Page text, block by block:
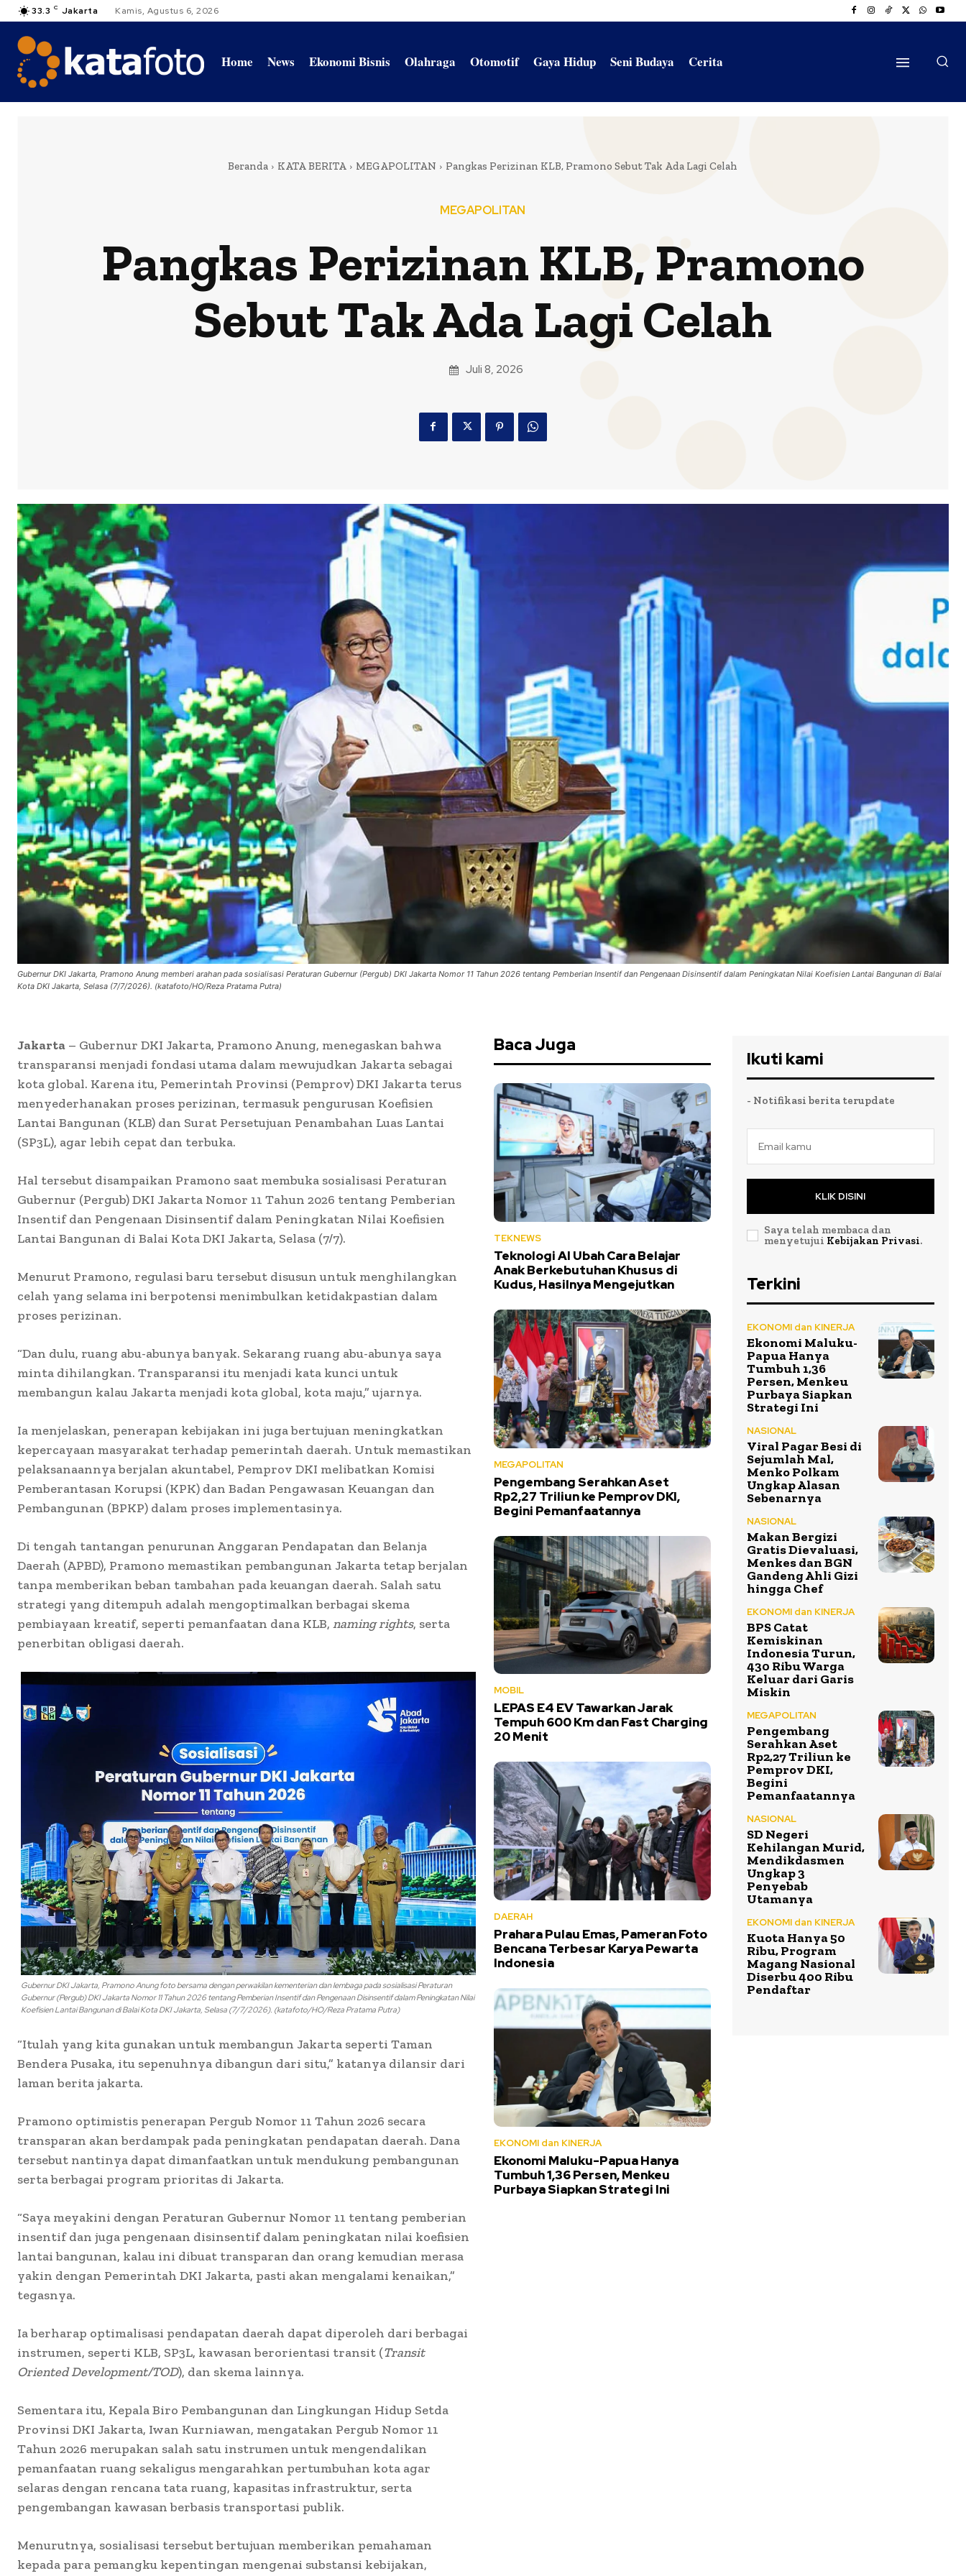
33.3 C Jakarta Kamis, Agustus 6, 2026
Home News Ekonomi Bisnis Olahraga Otomotif Gaya Hidup Seni Budaya Cerita
Beranda KATA BERITA MEGAPOLITAN Pangkas Perizinan KLB, Pramono Sebut Tak Ada Lagi Celah
MEGAPOLITAN
Pangkas Perizinan KLB, Pramono
Sebut Tak Ada Lagi Celah
Juli 8, 2026
Gubernur DKI Jakarta, Pramono Anung memberi arahan pada sosialisasi Peraturan Gubernur (Pergub) DKI Jakarta Nomor 11 Tahun 2026 tentang Pemberian Insentif dan Pengenaan Disinsentif dalam Peningkatan Nilai Koefisien Lantai Bangunan di Balai
Kota DKI Jakarta, Selasa (7/7/2026). (katafoto/HO/Reza Pratama Putra)
Jakarta – Gubernur DKI Jakarta, Pramono Anung, menegaskan bahwa
transparansi menjadi fondasi utama dalam mewujudkan Jakarta sebagai
kota global. Karena itu, Pemerintah Provinsi (Pemprov) DKI Jakarta terus
menyederhanakan proses perizinan, termasuk pengurusan Koefisien
Lantai Bangunan (KLB) dan Surat Persetujuan Penambahan Luas Lantai
(SP3L), agar lebih cepat dan terbuka.
Hal tersebut disampaikan Pramono saat membuka sosialisasi Peraturan
Gubernur (Pergub) DKI Jakarta Nomor 11 Tahun 2026 tentang Pemberian
Insentif dan Pengenaan Disinsentif dalam Peningkatan Nilai Koefisien
Lantai Bangunan di Balai Kota DKI Jakarta, Selasa (7/7).
Menurut Pramono, regulasi baru tersebut disusun untuk menghilangkan
celah yang selama ini berpotensi menimbulkan ketidakpastian dalam
proses perizinan.
“Dan dulu, ruang abu-abunya banyak. Sekarang ruang abu-abunya saya
minta dihilangkan. Transparansi itu menjadi kata kunci untuk
membangun kalau Jakarta menjadi kota global, kota maju,” ujarnya.
Ia menjelaskan, penerapan kebijakan ini juga bertujuan meningkatkan
kepercayaan masyarakat terhadap pemerintah daerah. Untuk memastikan
pelaksanaannya berjalan akuntabel, Pemprov DKI melibatkan Komisi
Pemberantasan Korupsi (KPK) dan Badan Pengawasan Keuangan dan
Pembangunan (BPKP) dalam proses implementasinya.
Di tengah tantangan penurunan Anggaran Pendapatan dan Belanja
Daerah (APBD), Pramono memastikan pembangunan Jakarta tetap berjalan
tanpa memberikan beban tambahan pada keuangan daerah. Salah satu
strategi yang ditempuh adalah mengoptimalkan berbagai skema
pembiayaan kreatif, seperti pemanfaatan dana KLB, naming rights, serta
penerbitan obligasi daerah.
Gubernur DKI Jakarta, Pramono Anung foto bersama dengan perwakilan kementerian dan lembaga pada sosialisasi Peraturan
Gubernur (Pergub) DKI Jakarta Nomor 11 Tahun 2026 tentang Pemberian Insentif dan Pengenaan Disinsentif dalam Peningkatan Nilai
Koefisien Lantai Bangunan di Balai Kota DKI Jakarta, Selasa (7/7/2026). (katafoto/HO/Reza Pratama Putra)
“Itulah yang kita gunakan untuk membangun Jakarta seperti Taman
Bendera Pusaka, itu sepenuhnya dibangun dari situ,” katanya dilansir dari
laman berita jakarta.
Pramono optimistis penerapan Pergub Nomor 11 Tahun 2026 secara
transparan akan berdampak pada peningkatan pendapatan daerah. Dana
tersebut nantinya dapat dimanfaatkan untuk mendukung pembangunan
serta berbagai program prioritas di Jakarta.
“Saya meyakini dengan Peraturan Gubernur Nomor 11 tentang pemberian
insentif dan juga pengenaan disinsentif dalam peningkatan nilai koefisien
lantai bangunan, kalau ini dibuat transparan dan orang kemudian merasa
yakin dengan Pemerintah DKI Jakarta, pasti akan mengalami kenaikan,”
tegasnya.
Ia berharap optimalisasi pendapatan daerah dapat diperoleh dari berbagai
instrumen, seperti KLB, SP3L, kawasan berorientasi transit (Transit
Oriented Development/TOD), dan skema lainnya.
Sementara itu, Kepala Biro Pembangunan dan Lingkungan Hidup Setda
Provinsi DKI Jakarta, Iwan Kurniawan, mengatakan Pergub Nomor 11
Tahun 2026 merupakan salah satu instrumen untuk mengendalikan
pemanfaatan ruang sekaligus mengarahkan pertumbuhan kota agar
selaras dengan rencana tata ruang, kapasitas infrastruktur, serta
pengembangan kawasan berbasis transportasi publik.
Menurutnya, sosialisasi tersebut bertujuan memberikan pemahaman
kepada para pemangku kepentingan mengenai substansi kebijakan,
Baca Juga
TEKNEWS
Teknologi AI Ubah Cara Belajar
Anak Berkebutuhan Khusus di
Kudus, Hasilnya Mengejutkan
MEGAPOLITAN
Pengembang Serahkan Aset
Rp2,27 Triliun ke Pemprov DKI,
Begini Pemanfaatannya
MOBIL
LEPAS E4 EV Tawarkan Jarak
Tempuh 600 Km dan Fast Charging
20 Menit
DAERAH
Prahara Pulau Emas, Pameran Foto
Bencana Terbesar Karya Pewarta
Indonesia
EKONOMI dan KINERJA
Ekonomi Maluku-Papua Hanya
Tumbuh 1,36 Persen, Menkeu
Purbaya Siapkan Strategi Ini
Ikuti kami
- Notifikasi berita terupdate
KLIK DISINI
Saya telah membaca dan
menyetujui Kebijakan Privasi.
Terkini
EKONOMI dan KINERJA
Ekonomi Maluku-
Papua Hanya
Tumbuh 1,36
Persen, Menkeu
Purbaya Siapkan
Strategi Ini
NASIONAL
Viral Pagar Besi di
Sejumlah Mal,
Menko Polkam
Ungkap Alasan
Sebenarnya
NASIONAL
Makan Bergizi
Gratis Dievaluasi,
Menkes dan BGN
Gandeng Ahli Gizi
hingga Chef
EKONOMI dan KINERJA
BPS Catat
Kemiskinan
Indonesia Turun,
430 Ribu Warga
Keluar dari Garis
Miskin
MEGAPOLITAN
Pengembang
Serahkan Aset
Rp2,27 Triliun ke
Pemprov DKI,
Begini
Pemanfaatannya
NASIONAL
SD Negeri
Kehilangan Murid,
Mendikdasmen
Ungkap 3
Penyebab
Utamanya
EKONOMI dan KINERJA
Kuota Hanya 50
Ribu, Program
Magang Nasional
Diserbu 400 Ribu
Pendaftar